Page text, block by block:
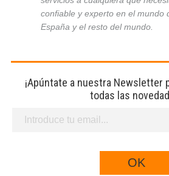
confiable y experto en el mundo
España y el resto del mundo.
¡Apúntate a nuestra Newsletter
todas las